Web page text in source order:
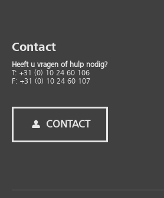
Contact
Heeft u vragen of hulp nodig?
T: +31 (0) 10 24 60 106
F: +31 (0) 10 24 60 107
CONTACT